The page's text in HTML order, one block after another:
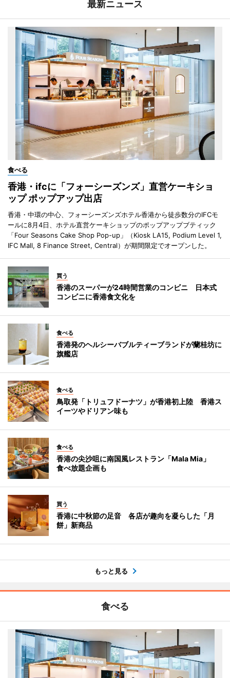
最新ニュース
食べる
香港・ifcに「フォーシーズンズ」直営ケーキショ
ップ ポップアップ出店
香港・中環の中心、フォーシーズンズホテル香港から徒歩数分のIFCモ
ールに8月4日、ホテル直営ケーキショップのポップアップブティック
「Four Seasons Cake Shop Pop-up」（Kiosk LA15, Podium Level 1,
IFC Mall, 8 Finance Street, Central）が期間限定でオープンした。
買う
香港のスーパーが24時間営業のコンビニ 日本式
コンビニに香港食文化を
食べる
香港発のヘルシーバブルティーブランドが蘭桂坊に
旗艦店
食べる
鳥取発「トリュフドーナツ」が香港初上陸 香港ス
イーツやドリアン味も
食べる
香港の尖沙咀に南国風レストラン「Mala Mia」
食べ放題企画も
買う
香港に中秋節の足音 各店が趣向を凝らした「月
餅」新商品
もっと見る
食べる